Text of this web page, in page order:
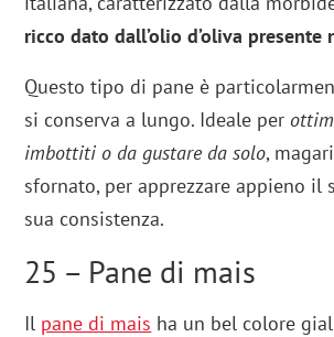
ricco dato dall’olio d’oliva presente
Questo tipo di pane è
si conserva a lungo. Ideale per
imbottiti o da gustare da solo,
sfornato, per apprezzare appieno il
sua consistenza.
25 – Pane di mais
Il pane di mais ha un bel colore